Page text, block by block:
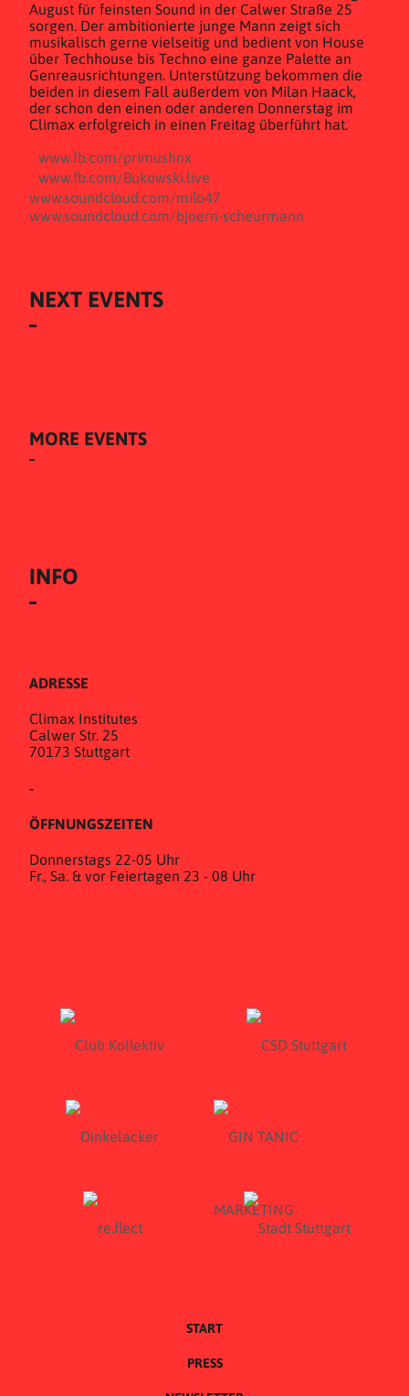
August für feinsten Sound in der Calwer Straße 25
sorgen. Der ambitionierte junge Mann zeigt sich
musikalisch gerne vielseitig und bedient von House
über Techhouse bis Techno eine ganze Palette an
Genreausrichtungen. Unterstützung bekommen die
beiden in diesem Fall außerdem von Milan Haack,
der schon den einen oder anderen Donnerstag im
Climax erfolgreich in einen Freitag überführt hat.
www.fb.com/primushnx
www.fb.com/Bukowski.live
www.soundcloud.com/milo47
www.soundcloud.com/bjoern-scheurmann
NEXT EVENTS
MORE EVENTS
INFO
ADRESSE
Climax Institutes
Calwer Str. 25
70173 Stuttgart
-
ÖFFNUNGSZEITEN
Donnerstags 22-05 Uhr
Fr., Sa. & vor Feiertagen 23 - 08 Uhr
START
PRESS